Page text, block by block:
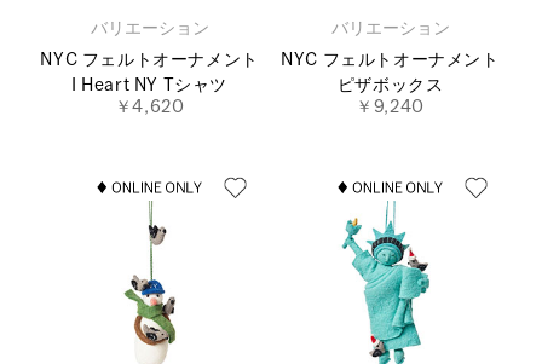
バリエーション
NYC フェルトオーナメント
I Heart NY Tシャツ
￥4,620
バリエーション
NYC フェルトオーナメント
ピザボックス
￥9,240